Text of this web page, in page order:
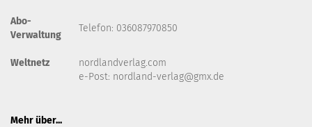
Abo-
Verwaltung
Telefon: 036087970850
Weltnetz
nordlandverlag.com
e-Post: nordland-verlag@gmx.de
Mehr über...